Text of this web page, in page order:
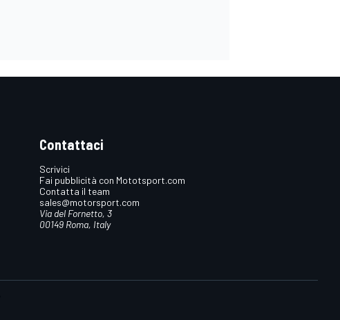
Contattaci
Scrivici
Fai pubblicità con Mototsport.com
Contatta il team
sales@motorsport.com
Via del Fornetto, 3
00149 Roma, Italy